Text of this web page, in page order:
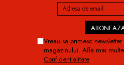
Vreau sa primesc
magazinului. Afla mai
Confidentialitate